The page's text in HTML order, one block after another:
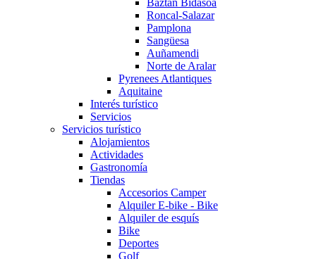
Baztan Bidasoa
Roncal-Salazar
Pamplona
Sangüesa
Auñamendi
Norte de Aralar
Pyrenees Atlantiques
Aquitaine
Interés turístico
Servicios
Servicios turístico
Alojamientos
Actividades
Gastronomía
Tiendas
Accesorios Camper
Alquiler E-bike - Bike
Alquiler de esquís
Bike
Deportes
Golf